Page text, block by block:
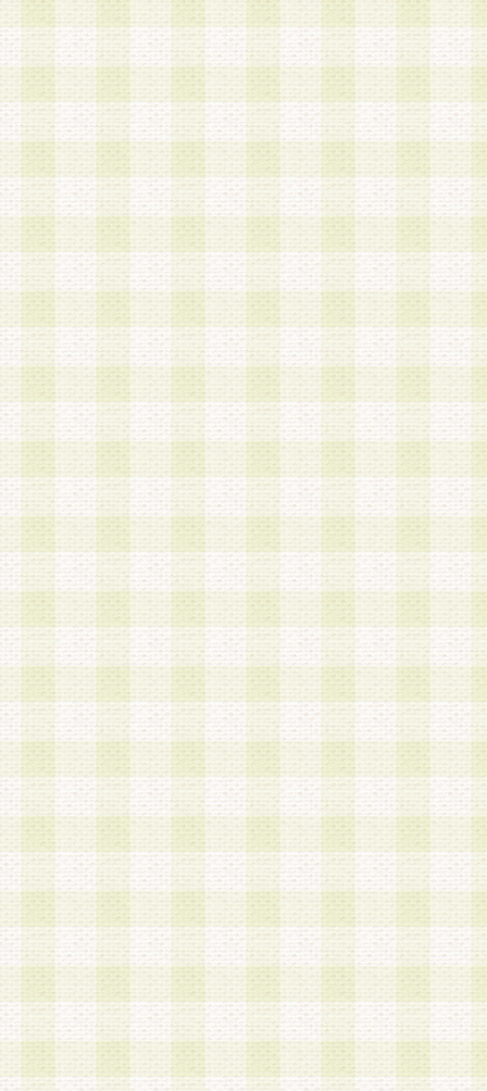
第5条 会員の登録情報
1.当社は、会員の登録情報に含まれる氏名・住所
アドレス等会員個人を識別できる情報を当社が別
シーポリシー
」に基づき適切に取り扱うものとし
は、当該個人情報を以下の各号に定める目的に利
す。なお、これら事項以外の目的で個人情報を利
かじめ会員の同意を得たうえで利用するものとし
a.本サービスの実施または運営
b.本サービスに係る謝礼、景品、調査サンプル品
c.会員からの電話、メール等の問い合わせなどへ
d.その他これらに付随する業務
2.当社は、会員個人を識別することのできる情報
会員情報を本人の承諾なく第三者に開示すること
人を識別できる情報について第三者に開示または
社は事前に会員本人の同意を得るものとします。
3.前項の定めに拘わらず、当社は、以下の目的に
意を 得ることなく、会員個人を識別できる情報
づき選定した委託業者に対して当社の責任におい
できるものとします。な お、当社は、当該委託
契約を締結しこれを遵守させるとともに、本規約
の注意をもって当該情報を使用させるものとし ま
a.本サービスに係る謝礼、景品、調査サンプル品
b.会員からの電話、メール等の問い合わせなどへ
c.モバイルリサーチ、またはグループ形式による
実施もしくは運営
d.その他これらに付随する業務
4.会員は、住所、電話番号その他の登録情報につ
合は、速やかに当社所定の変更手続きを行うもの
5.当社は、必要と認めた場合、会員に対して、電
手段により登録情報の対象者が会員登録者本人で
の内容が正確であること、アンケートの回答内容
うことができるものとます。
6.会員は、会員登録後当社が定期的に行う登録情
して、当社指定の期間内に更新手続きを行うもの
該期間内に更新手続きを行わない場合、その時点
発行したポイントは失効されるものとします。